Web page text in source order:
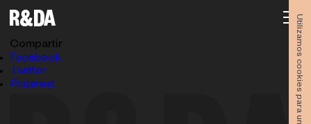
15.05.2024
Compartir
Facebook
Twitter
Pinterest